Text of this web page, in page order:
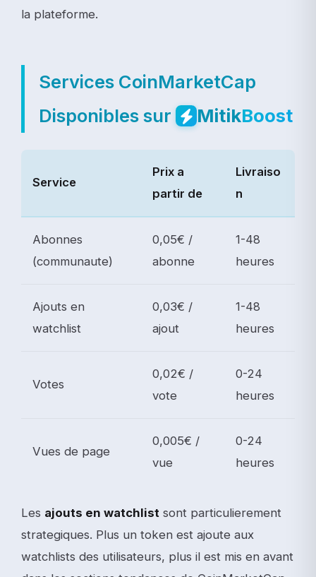
la plateforme.
Services CoinMarketCap
Disponibles sur
MitikBoost
Service
Prix a
partir de
Livraiso
n
Abonnes
(communaute)
0,05€ /
abonne
1-48
heures
Ajouts en
watchlist
0,03€ /
ajout
1-48
heures
Votes
0,02€ /
vote
0-24
heures
Vues de page
0,005€ /
vue
0-24
heures
Les ajouts en watchlist sont particulierement
strategiques. Plus un token est ajoute aux
watchlists des utilisateurs, plus il est mis en avant